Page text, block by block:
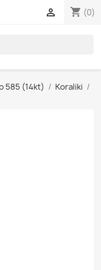
shopping_cart (0)

585 (14kt)
Koraliki